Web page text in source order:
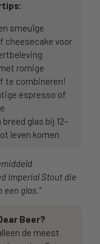
smeuïge
cheesecake voor
romige
te combineren!
espresso of
glas bij 12–
leven komen
Imperial Stout die
een glas.”
Beer?
de meest